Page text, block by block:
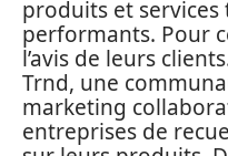
produits et
performants. Pour
l’avis de leurs
Trnd, une
marketing
entreprises de